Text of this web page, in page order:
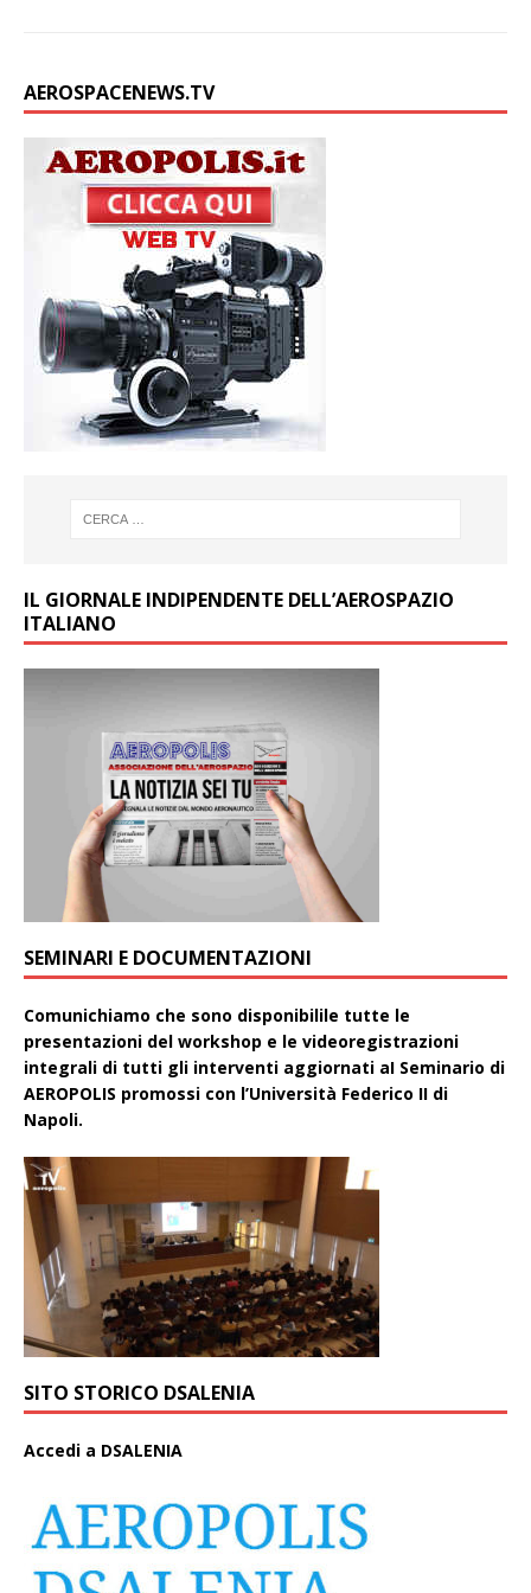
AEROSPACENEWS.TV
IL GIORNALE INDIPENDENTE DELL’AEROSPAZIO
ITALIANO
SEMINARI E DOCUMENTAZIONI
Comunichiamo che sono disponibilile tutte le
presentazioni del workshop e le videoregistrazioni
integrali di tutti gli interventi aggiornati aI Seminario di
AEROPOLIS promossi con l’Università Federico II di
Napoli.
SITO STORICO DSALENIA
Accedi a DSALENIA